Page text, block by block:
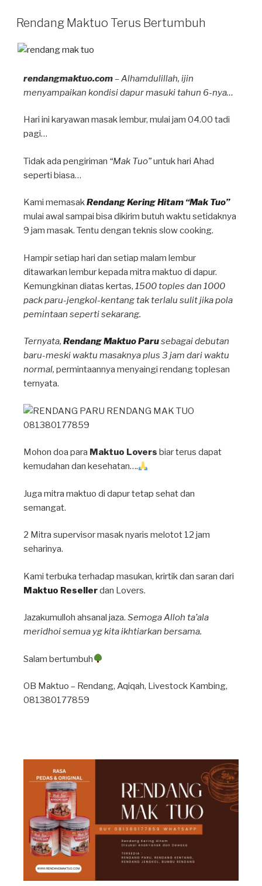
A
p
a
m
b
o
k
ar
e
Rendang Maktuo Terus Bertumbuh
rendangmaktuo.com – Alhamdulillah, ijin
menyampaikan kondisi dapur masuki tahun 6-nya…
Hari ini karyawan masak lembur, mulai jam 04.00 tadi
pagi…
Tidak ada pengiriman “Mak Tuo”untuk hari Ahad
seperti biasa…
Kami memasakRendang Kering Hitam “Mak Tuo”
mulai awal sampai bisa dikirim butuh waktu setidaknya
9 jam masak. Tentu dengan teknis slow cooking.
Hampir setiap hari dan setiap malam lembur
ditawarkan lembur kepada mitra maktuo di dapur.
Kemungkinan diatas kertas, 1500 toples dan 1000
pack paru-jengkol-kentang tak terlalu sulit jika pola
pemintaan seperti sekarang.
Ternyata, Rendang Maktuo Parusebagai debutan
baru-meski waktu masaknya plus 3 jam dari waktu
normal, permintaannya menyaingi rendang toplesan
ternyata.
Mohon doa para Maktuo Lovers biar terus dapat
kemudahan dan kesehatan….
Juga mitra maktuo di dapur tetap sehat dan
semangat.
2 Mitra supervisor masak nyaris melotot 12 jam
seharinya.
Kami terbuka terhadap masukan, krirtik dan saran dari
Maktuo Resellerdan Lovers.
Jazakumulloh ahsanal jaza. Semoga Alloh ta’ala
meridhoi semua yg kita ikhtiarkan bersama.
Salam bertumbuh
OB Maktuo – Rendang, Aqiqah, Livestock Kambing,
081380177859